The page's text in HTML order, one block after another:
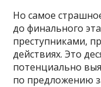
Но самое
до финального
преступниками,
действиях. Это
потенциально
по предложению